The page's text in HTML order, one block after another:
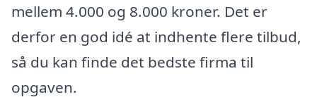
mellem 4.000 og 8.000 kroner. Det er
derfor en god idé at indhente flere tilbud,
så du kan finde det bedste firma til
opgaven.